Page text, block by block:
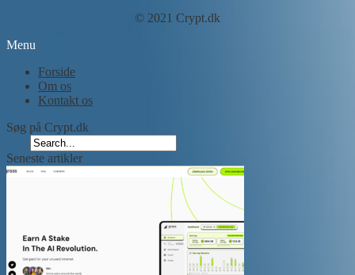
© 2021 Crypt.dk
Menu
Forside
Om os
Kontakt os
Søg på Crypt.dk
Seneste artikler